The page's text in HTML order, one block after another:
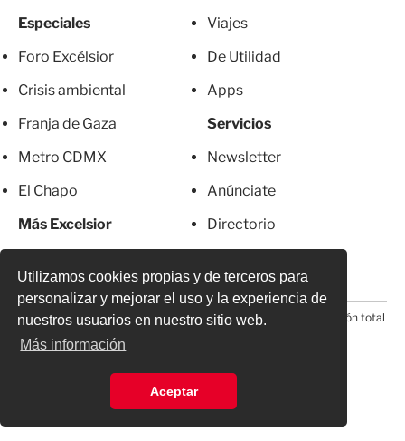
Utilizamos cookies propias y de terceros para
personalizar y mejorar el uso y la experiencia de
nuestros usuarios en nuestro sitio web.
Más información
Aceptar
Especiales
Foro Excélsior
Crisis ambiental
Franja de Gaza
Metro CDMX
El Chapo
Más Excelsior
Viajes
De Utilidad
Apps
Servicios
Newsletter
Anúnciate
Directorio
© 2026 Todos los derechos reservados. Prohibida la reproducción total